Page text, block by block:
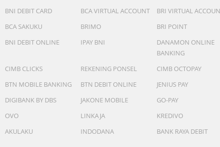
BNI DEBIT CARD
BCA VIRTUAL ACCOUNT
BRI VIRTUAL
BCA SAKUKU
BRIMO
BRI POINT
BNI DEBIT ONLINE
IPAY BNI
DANAMON ONLINE
BANKING
CIMB CLICKS
REKENING PONSEL
CIMB OCTOPAY
BTN MOBILE BANKING
BTN DEBIT ONLINE
JENIUS PAY
DIGIBANK BY DBS
JAKONE MOBILE
GO-PAY
OVO
LINKAJA
KREDIVO
AKULAKU
INDODANA BANK RAYA DEBIT